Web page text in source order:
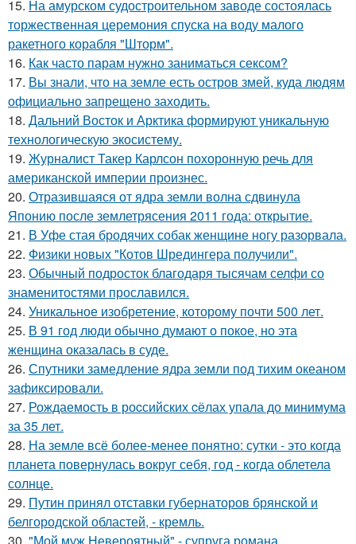
15. На амурском судостроительном заводе состоялась
торжественная церемония спуска на воду малого
ракетного корабля "Шторм".
16. Как часто парам нужно заниматься сексом?
17. Вы знали, что на земле есть остров змей, куда людям
официально запрещено заходить.
18. Дальний Восток и Арктика формируют уникальную
технологическую экосистему.
19. Журналист Такер Карлсон похоронную речь для
американской империи произнес.
20. Отразившаяся от ядра земли волна сдвинула
Японию после землетрясения 2011 года: открытие.
21. В Уфе стая бродячих собак женщине ногу разорвала.
22. Физики новых "Котов Шредингера получили".
23. Обычный подросток благодаря тысячам селфи со
знаменитостями прославился.
24. Уникальное изобретение, которому почти 500 лет.
25. В 91 год люди обычно думают о покое, но эта
женщина оказалась в суде.
26. Спутники замедление ядра земли под тихим океаном
зафиксировали.
27. Рождаемость в роcсийских cёлах упала до минимума
за 35 лет.
28. На земле всё более-менее понятно: сутки - это когда
планета повернулась вокруг себя, год - когда облетела
солнце.
29. Путин принял отставки губернаторов брянской и
белгородской областей, - кремль.